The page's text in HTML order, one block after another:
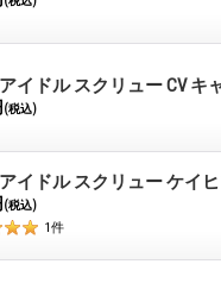
アイドル スクリュー CV キ
(税込)
アイドル スクリュー ケイ
(税込)
1件